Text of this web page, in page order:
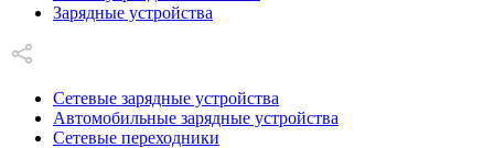
Зарядные устройства
Сетевые зарядные устройства
Автомобильные зарядные устройства
Сетевые переходники